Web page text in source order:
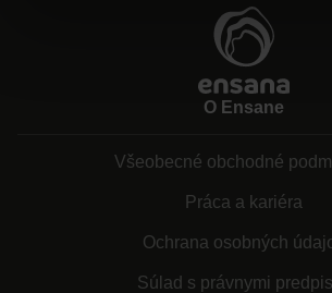
O Ensane
Všeobecné obchodné
Práca a kariéra
Ochrana osobných
Súlad s právnymi